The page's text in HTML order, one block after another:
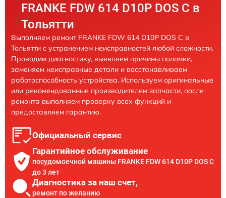
FRANKE FDW 614 D10P DOS C в
Тольятти
Выполняем ремонт FRANKE FDW 614 D10P DOS C в
Тольятти с устранением неисправностей любой сложности.
Проводим диагностику, выявляем причины поломки,
заменяем неисправные детали и восстанавливаем
работоспособность устройства. Используем оригинальные
или рекомендованные производителем запчасти, после
ремонта выполняем проверку всех функций и
предоставляем гарантию.
Официальный сервис
Гарантийное обслуживание
посудомоечной машины FRANKE FDW 614 D10P DOS C
до 3 лет
Диагностика за наш счет,
ремонт по желанию